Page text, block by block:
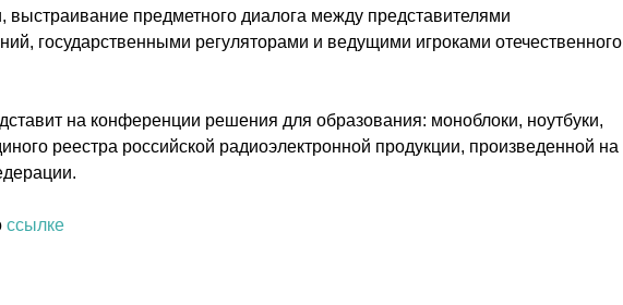
предметного диалога между представителями
государственными регуляторами и ведущими игроками отечественного
на конференции решения для образования: моноблоки, ноутбуки,
реестра российской радиоэлектронной продукции, произведенной на
ссылке